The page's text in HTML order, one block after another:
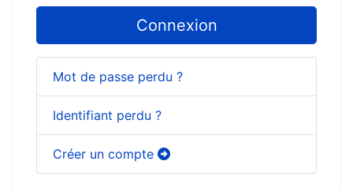
Connexion
Mot de passe perdu ?
Identifiant perdu ?
Créer un compte